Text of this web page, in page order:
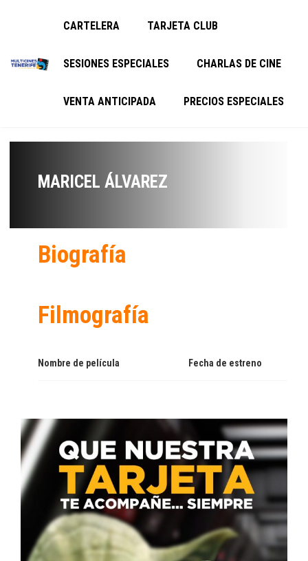
CARTELERA TARJETA CLUB
SESIONES ESPECIALES CHARLAS DE CINE
VENTA ANTICIPADA PRECIOS ESPECIALES
MARICEL ÁLVAREZ
Biografía
Filmografía
Nombre de película Fecha de estreno